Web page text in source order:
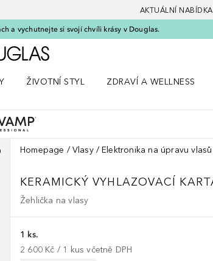
AKTUÁLNÍ NABÍDKA
a vychutnejte si svojí chvíli krásy v Douglas.
Domů
ŽIVOTNÍ STYL
ZDRAVÍ A WELLNESS
Homepage Vlasy Elektronika na úpravu vlasů
KERAMICKÝ VYHLAZOVACÍ
Žehlička na vlasy
1 ks.
2 600 Kč / 1 kus včetně DPH